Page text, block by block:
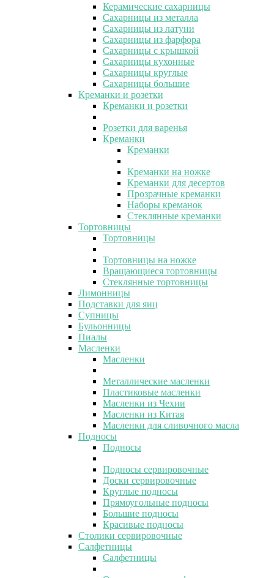
Керамические сахарницы
Сахарницы из металла
Сахарницы из латуни
Сахарницы из фарфора
Сахарницы с крышкой
Сахарницы кухонные
Сахарницы круглые
Сахарницы большие
Креманки и розетки
Креманки и розетки
Розетки для варенья
Креманки
Креманки
Креманки на ножке
Креманки для десертов
Прозрачные креманки
Наборы креманок
Стеклянные креманки
Тортовницы
Тортовницы
Тортовницы на ножке
Вращающиеся тортовницы
Стеклянные тортовницы
Лимонницы
Подставки для яиц
Супницы
Бульонницы
Пиалы
Масленки
Масленки
Металлические масленки
Пластиковые масленки
Масленки из Чехии
Масленки из Китая
Масленки для сливочного масла
Подносы
Подносы
Подносы сервировочные
Доски сервировочные
Круглые подносы
Прямоугольные подносы
Большие подносы
Красивые подносы
Столики сервировочные
Салфетницы
Салфетницы